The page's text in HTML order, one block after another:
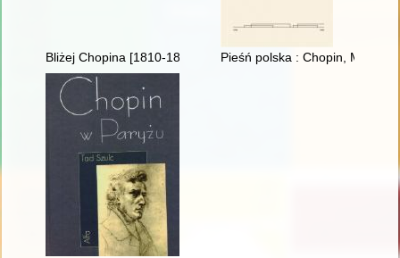
Bliżej Chopina [1810-1849] Pieśń polska : Chopin,